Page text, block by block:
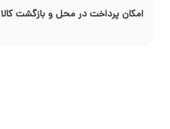
امکان پرداخت در محل و بازگشت کالا